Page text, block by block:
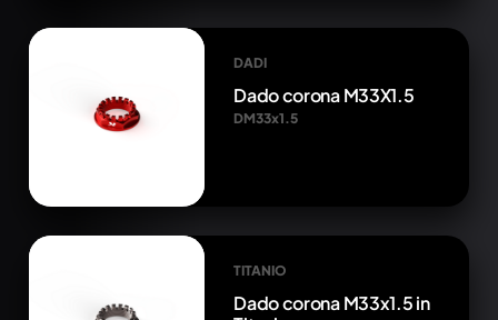
DADI
Dado corona M33X1.5
DM33x1.5
TITANIO
Dado corona M33x1.5 in